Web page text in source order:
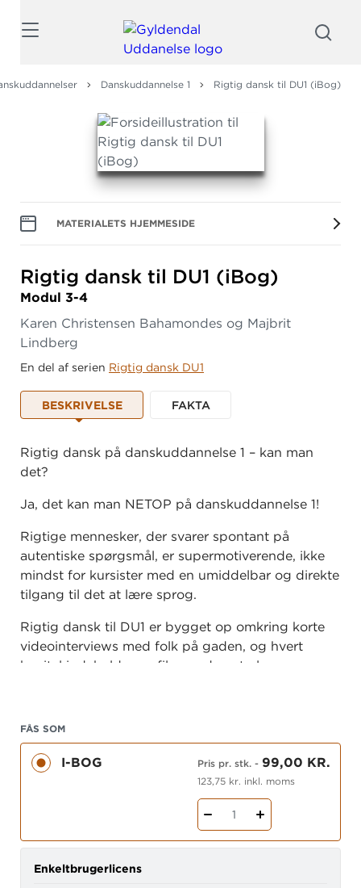
Danskuddannelse 1 Rigtig dansk til DU1 (iBog)
MATERIALETS HJEMMESIDE
Rigtig dansk til DU1 (iBog)
Modul 3-4
Karen Christensen Bahamondes og Majbrit
Lindberg
En del af serien Rigtig dansk DU1
BESKRIVELSE FAKTA
Rigtig dansk på danskuddannelse 1 – kan man
det?
Ja, det kan man NETOP på danskuddannelse 1!
Rigtige mennesker, der svarer spontant på
autentiske spørgsmål, er supermotiverende, ikke
mindst for kursister med en umiddelbar og direkte
tilgang til det at lære sprog.
Rigtig dansk til DU1 er bygget op omkring korte
videointerviews med folk på gaden, og hvert
kapitel indeholder en film med centrale og
man hører i videoen.
Rigtig dansk til DU1 er ikke et traditionelt
grundbogsmateriale med progression, men et
fleksibelt, supplerende materiale af små,
afgrænsede sprogpakker, der er lette at passe ind
i selv komprimerede forløb.
Aktiviteter og opgaver i denne iBog er tilrettelagt
FÅS SOM
I-BOG Pris pr. stk.- 99,00 KR.
123,75 kr. inkl. moms
1
Enkeltbrugerlicens